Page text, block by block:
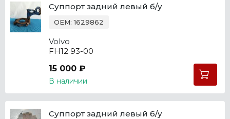
Суппорт задний левый б/у
OEM: 1629862
Volvo
FH12 93-00
15 000 ₽
В наличии
Суппорт задний левый б/у